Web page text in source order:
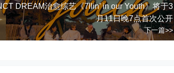
DREAM治愈综艺《7llin’ in our Youth》将于3
月11日晚7点首次公开
下一篇>>